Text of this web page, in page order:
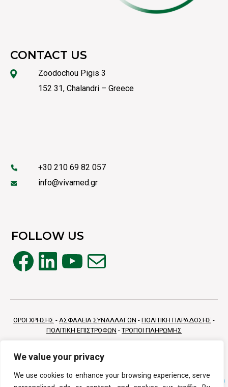
We value your privacy
We use cookies to enhance your browsing experience, serve
CONTACT US
Zoodochou Pigis 3
152 31, Chalandri – Greece
+30 210 69 82 057
info@vivamed.gr
FOLLOW US
Facebook
Linkedin
YouTube
Mail
ΟΡΟΙ ΧΡΗΣΗΣ - ΑΣΦΑΛΕΙΑ ΣΥΝΑΛΛΑΓΩΝ - ΠΟΛΙΤΙΚΗ ΠΑΡΑΔΟΣΗΣ -
ΠΟΛΙΤΙΚΗ ΕΠΙΣΤΡΟΦΩΝ -ΤΡΟΠΟΙ ΠΛΗΡΩΜΗΣ